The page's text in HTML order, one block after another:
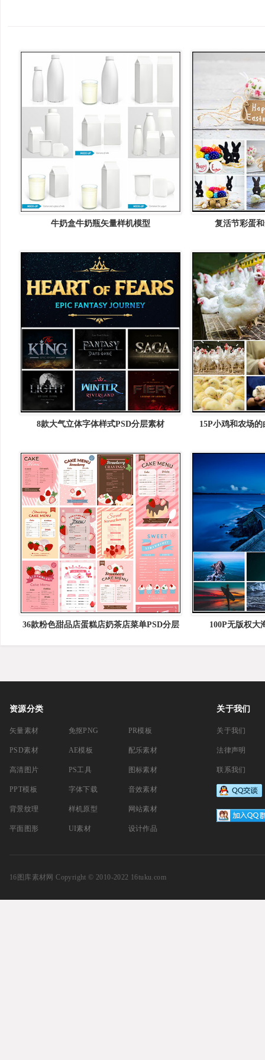
牛奶盒牛奶瓶矢量样机模型 复活节彩蛋
8款大气立体字体样式PSD分层素材 15P小鸡和农场
36款粉色甜品店蛋糕店奶茶店菜单PSD分层
100P无版权大
资源分类
矢量素材
PSD素材
高清图片
PPT模板
背景纹理
平面图形
免抠PNG
AE模板
PS工具
字体下载
样机原型
UI素材
PR模板
配乐素材
图标素材
音效素材
网站素材
设计作品
关于我们
关于我们
法律声明
联系我们
16图库素材网 Copyright © 2010-2022 16tuku.com